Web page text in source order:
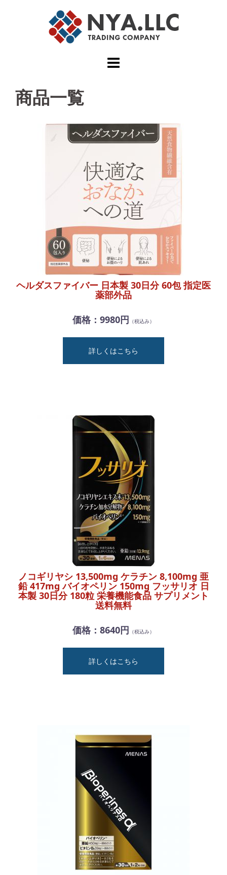
商品一覧
ヘルダスファイバー 日本製 30日分 60包 指定医
薬部外品
価格：9980円 （税込み）
詳しくはこちら
ノコギリヤシ 13,500mg ケラチン 8,100mg 亜
鉛 417mg バイオペリン 150mg フッサリオ 日
本製 30日分 180粒 栄養機能食品 サプリメント
送料無料
価格：8640円 （税込み）
詳しくはこちら